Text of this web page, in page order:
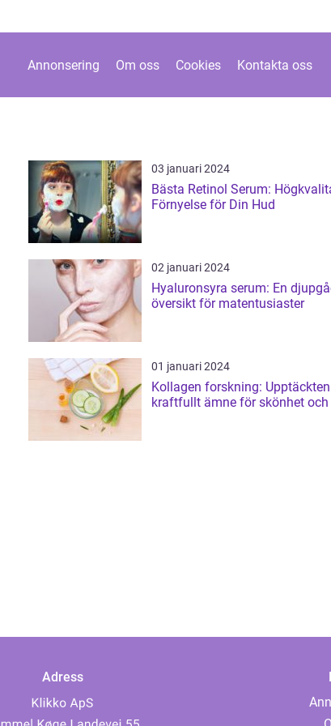
Annonsering Om oss Cookies Kontakta oss
03 januari 2024
Bästa Retinol Serum:
Förnyelse för Din Hud
02 januari 2024
Hyaluronsyra serum: En
översikt för matentusiaster
01 januari 2024
Kollagen forskning:
kraftfullt ämne för skönhet och
Adress